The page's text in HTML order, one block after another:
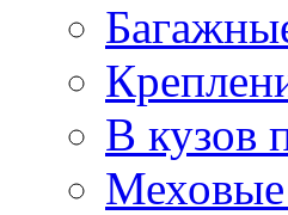
В кузов
Меховые